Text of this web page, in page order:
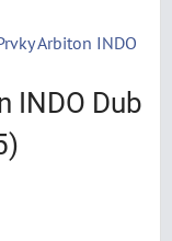
Arbiton INDO
INDO Dub